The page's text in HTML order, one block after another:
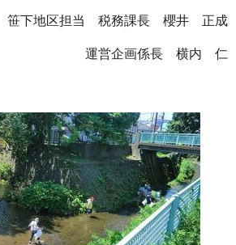
笹下地区担当 税務課長 櫻井 正成
運営企画係長 横内 仁